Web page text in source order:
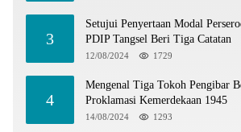
3
Setujui Penyertaan Modal
PDIP Tangsel Beri Tiga Catatan
12/08/2024 1729
4
Mengenal Tiga Tokoh Pengibar
Proklamasi Kemerdekaan 1945
14/08/2024 1293